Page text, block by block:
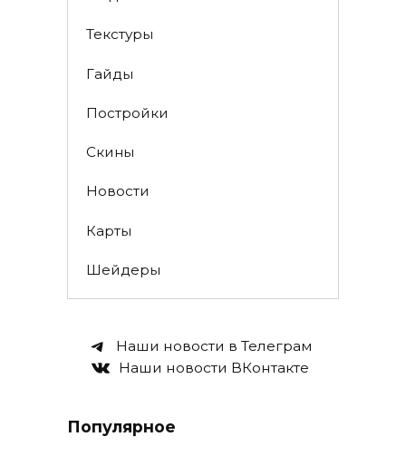
Текстуры
Гайды
Постройки
Скины
Новости
Карты
Шейдеры
Наши новости в Телеграм
Наши новости ВКонтакте
Популярное